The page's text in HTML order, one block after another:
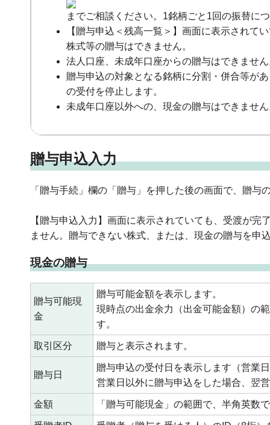
までご相談ください。1銘柄ごと1回の振替に
【贈与申込＜残高一覧＞】画面に表示されて
株式等の贈与はできません。
法人口座、未成年口座からの贈与はできませ
贈与申込の対象となる銘柄に分割・併合等が
の受付を停止します。
未成年口座以外への、現金の贈与はできませ
贈与申込入力
「贈与手続」欄の「贈与」を押した後の画面で、贈与
【贈与申込入力】画面に表示されていても、受渡が
ません。贈与できない株式、または、現金の贈与を申
現金の贈与
贈与可能現
金
贈与可能金額を表示します。
現時点の出金余力（出金可能金額）の
す。
取引区分 贈与と表示されます。
贈与日
贈与申込の受付日を表示します（営業
営業日以外に贈与申込をした場合、翌
金額 「贈与可能現金」の範囲で、半角英数